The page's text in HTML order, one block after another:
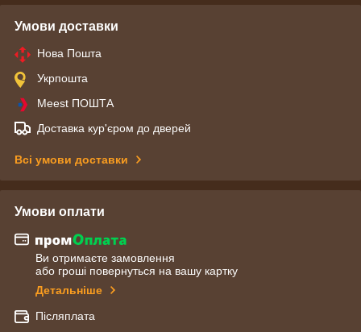
Умови доставки
Нова Пошта
Укрпошта
Meest ПОШТА
Доставка кур'єром до дверей
Всі умови доставки
Умови оплати
Ви отримаєте замовлення
або гроші повернуться на вашу картку
Детальніше
Післяплата